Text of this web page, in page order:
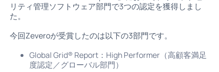
リティ管理ソフトウェア部門で3つの認定を獲得しまし
た。
今回Zeveroが受賞したのは以下の3部門です。
Global Grid® Report：High Performer（高顧客満足
度認定／グローバル部門）